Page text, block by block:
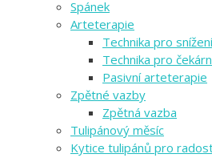
Spánek
Arteterapie
Technika pro
Technika pro
Pasivní arteterapie
Zpětné vazby
Zpětná vazba
Tulipánový měsíc
Kytice tulipánů pro